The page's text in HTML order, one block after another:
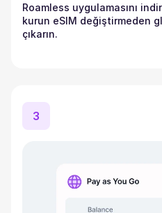
Roamless uygulamasını
kurun eSIM değiştirmeden
çıkarın.
3